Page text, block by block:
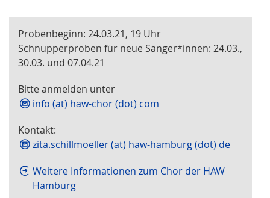
Probenbeginn: 24.03.21, 19 Uhr
Schnupperproben für neue Sänger*innen: 24.03.,
30.03. und 07.04.21
Bitte anmelden unter
info (at) haw-chor (dot) com
Kontakt:
zita.schillmoeller (at) haw-hamburg (dot) de
Weitere Informationen zum Chor der HAW
Hamburg